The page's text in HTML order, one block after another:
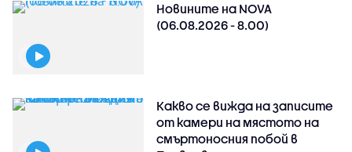
Новините на NOVA
(06.08.2026 - 8.00)
Какво се вижда на записите
от камери на мястото на
смъртоносния побой в